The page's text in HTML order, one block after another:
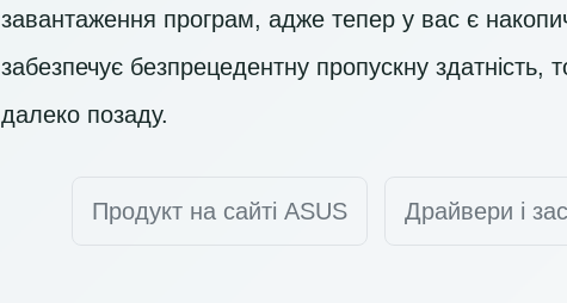
завантаження програм, адже тепер у вас є
забезпечує безпрецедентну пропускну здатність,
далеко позаду.
Продукт на сайті ASUS Драйвери і